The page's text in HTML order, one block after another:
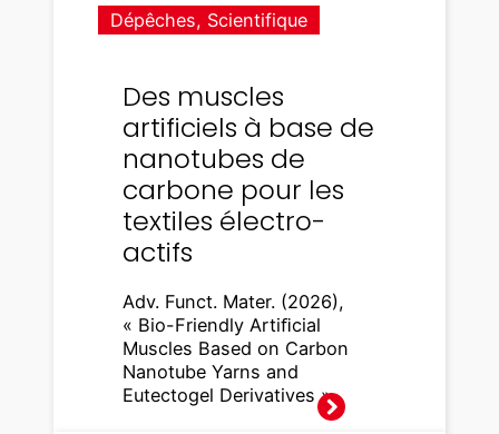
Dépêches, Scientifique
Des muscles
artificiels à base de
nanotubes de
carbone pour les
textiles électro-
actifs
Adv. Funct. Mater. (2026),
« Bio-Friendly Artiﬁcial
Muscles Based on Carbon
Nanotube Yarns and
Eutectogel Derivatives »